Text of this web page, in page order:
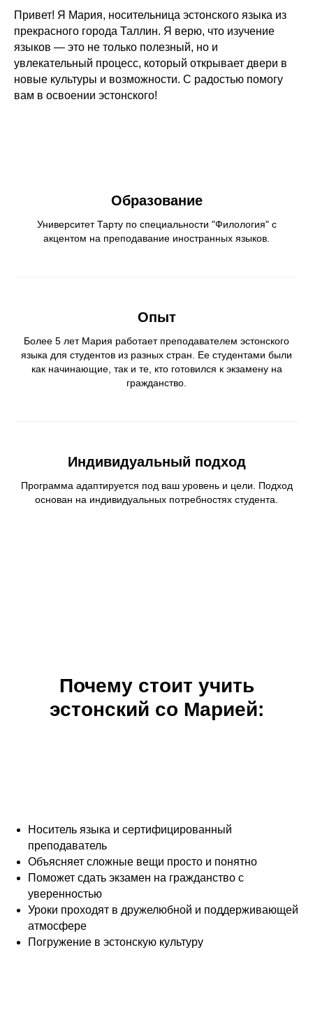
Привет! Я Мария, носительница эстонского языка из
прекрасного города Таллин. Я верю, что изучение
языков — это не только полезный, но и
увлекательный процесс, который открывает двери в
новые культуры и возможности. С радостью помогу
вам в освоении эстонского!
Образование
Университет Тарту по специальности "Филология" с
акцентом на преподавание иностранных языков.
Опыт
Более 5 лет Мария работает преподавателем эстонского
языка для студентов из разных стран. Ее студентами были
как начинающие, так и те, кто готовился к экзамену на
гражданство.
Индивидуальный подход
Программа адаптируется под ваш уровень и цели. Подход
основан на индивидуальных потребностях студента.
Почему стоит учить
эстонский со Марией:
Носитель языка и сертифицированный
преподаватель
Объясняет сложные вещи просто и понятно
Поможет сдать экзамен на гражданство с
уверенностью
Уроки проходят в дружелюбной и поддерживающей
атмосфере
Погружение в эстонскую культуру